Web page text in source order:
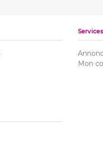
Services
Mon